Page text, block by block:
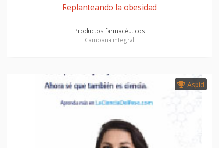
Replanteando la obesidad
Productos farmacéuticos
Campaña integral
Aspid